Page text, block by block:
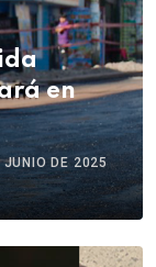
en
JUNIO DE 2025